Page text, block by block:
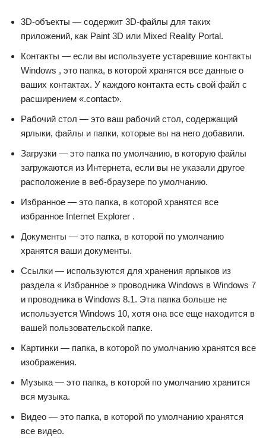
3D-объекты — содержит 3D-файлы для таких
приложений, как Paint 3D или Mixed Reality Portal.
Контакты — если вы используете устаревшие контакты
Windows , это папка, в которой хранятся все данные о
ваших контактах. У каждого контакта есть свой файл с
расширением «.contact».
Рабочий стол — это ваш рабочий стол, содержащий
ярлыки, файлы и папки, которые вы на него добавили.
Загрузки — это папка по умолчанию, в которую файлы
загружаются из Интернета, если вы не указали другое
расположение в веб-браузере по умолчанию.
Избранное — это папка, в которой хранятся все
избранное Internet Explorer .
Документы — это папка, в которой по умолчанию
хранятся ваши документы.
Ссылки — используются для хранения ярлыков из
раздела « Избранное » проводника Windows в Windows 7
и проводника в Windows 8.1. Эта папка больше не
используется Windows 10, хотя она все еще находится в
вашей пользовательской папке.
Картинки — папка, в которой по умолчанию хранятся все
изображения.
Музыка — это папка, в которой по умолчанию хранится
вся музыка.
Видео — это папка, в которой по умолчанию хранятся
все видео.